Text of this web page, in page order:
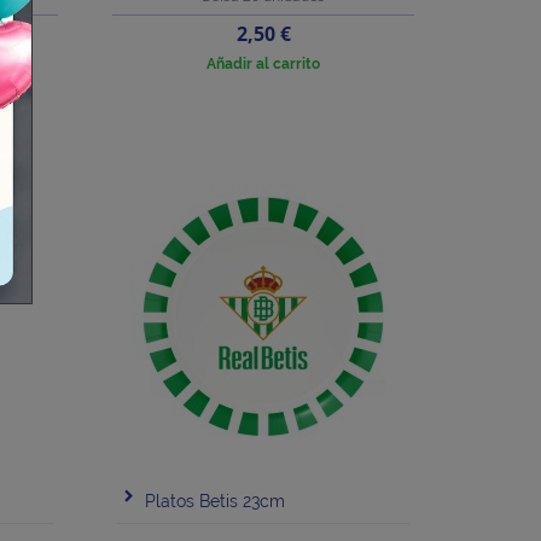
Precio
2,50 €
Añadir al carrito
Platos Betis 23cm